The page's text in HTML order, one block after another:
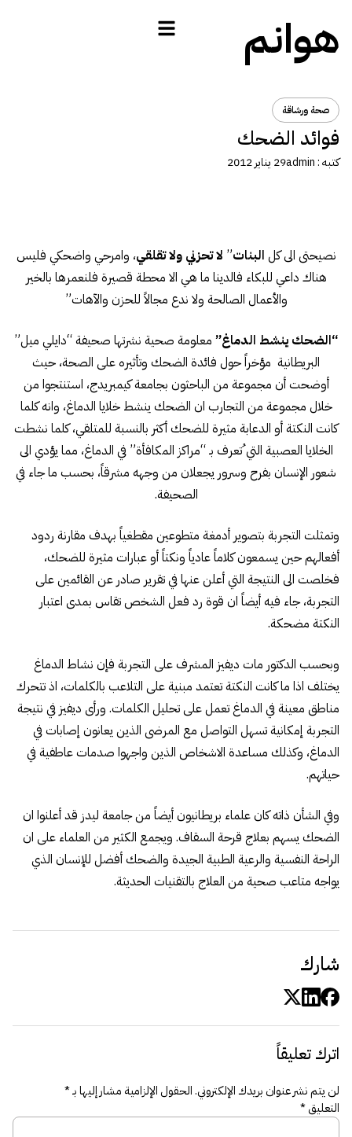
هوانم
صحة ورشاقة
فوائد الضحك
كتبه :admin29 يناير 2012
نصيحتى الى كل البنات” لا تحزني ولا تقلقي، وامرحي واضحكي فليس
هناك داعي للبكاء فالدينا ما هي الا محطة قصيرة فلنعمرها بالخير
والأعمال الصالحة ولا ندع مجالاً للحزن والآهات”
“الضحك ينشط الدماغ” معلومة صحية نشرتها صحيفة “دايلي ميل”
البريطانية مؤخراً حول فائدة الضحك وتأثيره على الصحة، حيث
أوضحت أن مجموعة من الباحثون بجامعة كيمبريدج، استنتجوا من
خلال مجموعة من التجارب ان الضحك ينشط خلايا الدماغ، وانه كلما
كانت النكتة أو الدعابة مثيرة للضحك أكثر بالنسبة للمتلقي، كلما نشطت
الخلايا العصبية التي ُتعرف بـ “مراكز المكافأة” في الدماغ، مما يؤدي الى
شعور الإنسان بفرح وسرور يجعلان من وجهه مشرقاً، بحسب ما جاء في
الصحيفة.
وتمثلت التجربة بتصوير أدمغة متطوعين مقطغياً بهدف مقارنة ردود
أفعالهم حين يسمعون كلاماً عادياً ونكتاً أو عبارات مثيرة للضحك،
فخلصت الى النتيجة التي أعلن عنها في تقرير صادر عن القائمين على
التجربة، جاء فيه أيضاً ان قوة رد فعل الشخص تقاس بمدى اعتبار
النكتة مضحكة.
وبحسب الدكتور مات ديفيز المشرف على التجربة فإن نشاط الدماغ
يختلف اذا ما كانت النكتة تعتمد مبنية على التلاعب بالكلمات، اذ تتحرك
مناطق معينة في الدماغ تعمل على تحليل الكلمات. ورأى ديفيز في نتيجة
التجربة إمكانية تسهل التواصل مع المرضى الذين يعانون إصابات في
الدماغ، وكذلك مساعدة الاشخاص الذين واجهوا صدمات عاطفية في
حياتهم.
وفي الشأن ذاته كان علماء بريطانيون أيضاً من جامعة ليدز قد أعلنوا ان
الضحك يسهم بعلاج قرحة السقاف. ويجمع الكثير من العلماء على ان
الراحة النفسية والرعية الطبية الجيدة والضحك أفضل للإنسان الذي
يواجه متاعب صحية من العلاج بالتقنيات الحديثة.
شارك
اترك تعليقاً
لن يتم نشر عنوان بريدك الإلكتروني.الحقول الإلزامية مشار إليها بـ*
التعليق*